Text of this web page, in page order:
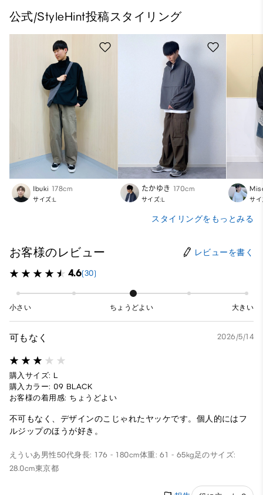
公式/StyleHint投稿スタイリング
Ibuki 178cm
サイズ:L
たかゆき 170cm
サイズ:L サイ
スタイリングをもっとみる
お客様のレビュー レビューを書く
4.6(30)
小さい ちょうどよい 大きい
可もなく 2026/5/14
購入サイズ: L
購入カラー: 09 BLACK
お客様の着用感: ちょうどよい
不可もなく、デザインのこじゃれたヤッケです。個人的にはフ
ルジップのほうが好き。
えういあ 男性50代身長: 176 - 180cm体重: 61 - 65kg足のサイズ:
28.0cm東京都